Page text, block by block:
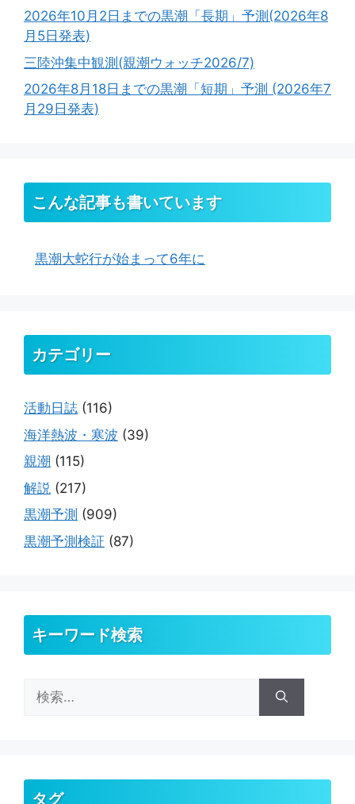
2026年10月2日までの黒潮「長期」予測(2026年8
月5日発表)
三陸沖集中観測(親潮ウォッチ2026/7)
2026年8月18日までの黒潮「短期」予測 (2026年7
月29日発表)
こんな記事も書いています
黒潮大蛇行が始まって6年に
カテゴリー
活動日誌 (116)
海洋熱波・寒波 (39)
親潮 (115)
解説 (217)
黒潮予測 (909)
黒潮予測検証 (87)
キーワード検索
索:
タグ